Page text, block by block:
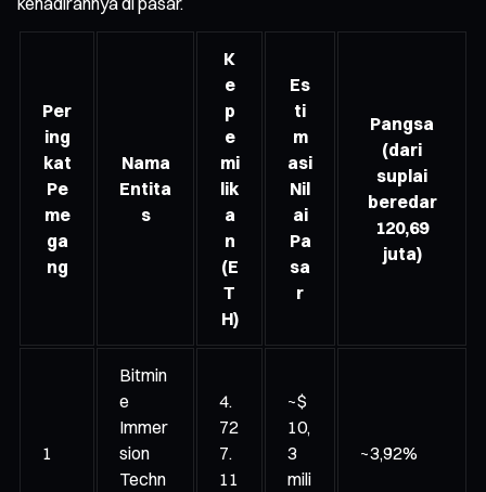
Per
ing
kat
Pe
me
ga
ng
Nama
Entita
s
K
e
p
e
mi
lik
a
n
(E
T
H)
Es
ti
m
asi
Nil
ai
Pa
sa
r
Pangsa
(dari
suplai
beredar
120,69
juta)
1
Bitmin
e
Immer
sion
Techn
4.
72
7.
11
~$
10,
3
mili
~3,92%